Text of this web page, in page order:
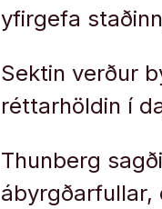
yfirgefa
Sektin verður
réttarhöldin í
Thunberg
ábyrgðarfullar,